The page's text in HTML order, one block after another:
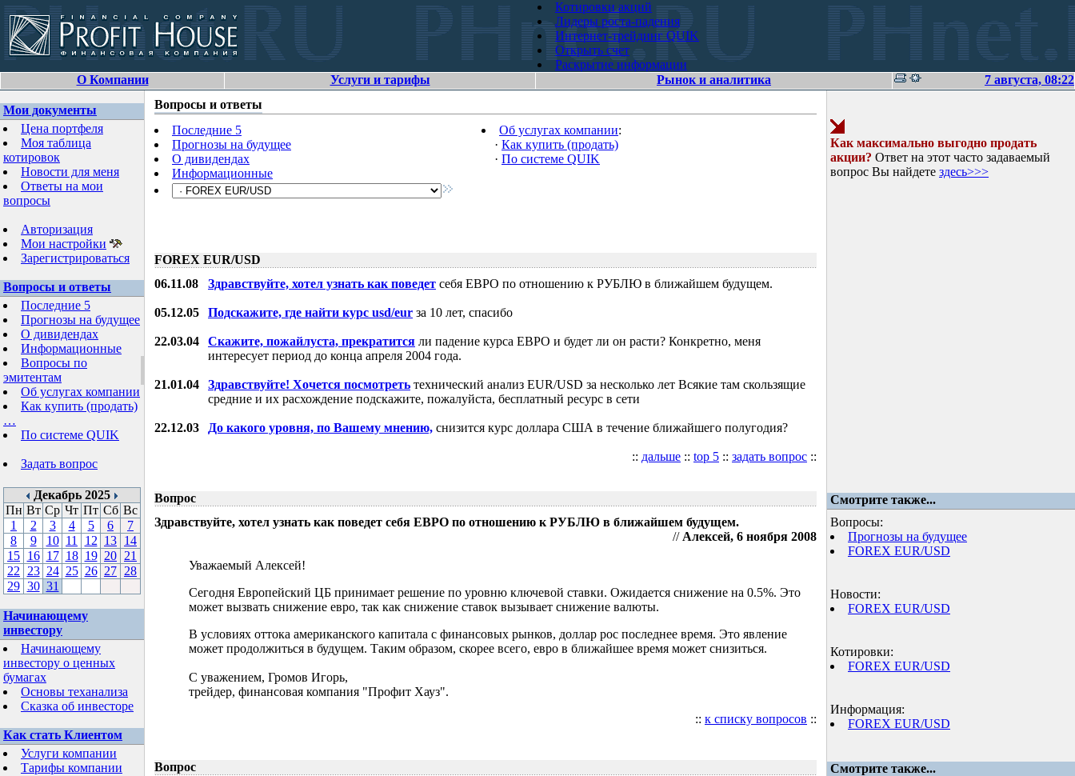
Котировки акций
Лидеры роста-падения
Интернет-трейдинг QUIK
Открыть счет
Раскрытие информации
О Компании
Услуги и тарифы Рынок и аналитика 7 августа, 08:22
Мои документы
Цена портфеля
Моя таблица
котировок
Новости для меня
Ответы на мои
вопросы
Авторизация
Мои настройки
Зарегистрироваться
Вопросы и ответы
Последние 5
Прогнозы на будущее
О дивидендах
Информационные
Вопросы по
эмитентам
Об услугах компании
Как купить (продать)
…
По системе QUIK
Задать вопрос
Декабрь 2025
Пн Вт Ср Чт Пт Сб Вс
1
2 3 4 5 6
7
8
9 10 11 12 13 14
15 16 17 18 19 20 21
22
23 24 25 26 27 28
29 30 31
Начинающему
инвестору
Начинающему
инвестору о ценных
бумагах
Основы теханализа
Сказка об инвесторе
Как стать Клиентом
Услуги компании
Тарифы компании
Вопросы и ответы
Последние 5
Прогнозы на будущее
О дивидендах
Информационные
Об услугах компании:
· Как купить (продать)
· По системе QUIK
FOREX EUR/USD
06.11.08 Здравствуйте, хотел узнать как поведет себя ЕВРО по отношению к РУБЛЮ в ближайшем будущем.
05.12.05 Подскажите, где найти курс usd/eur за 10 лет, спасибо
22.03.04 Скажите, пожайлуста, прекратится ли падение курса ЕВРО и будет ли он расти? Конкретно, меня
интересует период до конца апреля 2004 года.
21.01.04 Здравствуйте! Хочется посмотреть технический анализ EUR/USD за несколько лет Всякие там скользящие
средние и их расхождение подскажите, пожалуйста, бесплатный ресурс в сети
22.12.03 До какого уровня, по Вашему мнению, снизится курс доллара США в течение ближайшего полугодия?
:: дальше :: top 5 :: задать вопрос ::
Как максимально выгодно продать
акции? Ответ на этот часто задаваемый
вопрос Вы найдете здесь>>>
Вопрос
Смотрите также...
Здравствуйте, хотел узнать как поведет себя ЕВРО по отношению к РУБЛЮ в ближайшем будущем.
// Алексей, 6 ноября 2008
Уважаемый Алексей!
Сегодня Европейский ЦБ принимает решение по уровню ключевой ставки. Ожидается снижение на 0.5%. Это
может вызвать снижение евро, так как снижение ставок вызывает снижение валюты.
В условиях оттока американского капитала с финансовых рынков, доллар рос последнее время. Это явление
может продолжиться в будущем. Таким образом, скорее всего, евро в ближайшее время может снизиться.
С уважением, Громов Игорь,
трейдер, финансовая компания "Профит Хауз".
:: к списку вопросов ::
Вопросы:
Прогнозы на будущее
FOREX EUR/USD
Новости:
FOREX EUR/USD
Котировки:
FOREX EUR/USD
Информация:
FOREX EUR/USD
Вопрос
Смотрите также...